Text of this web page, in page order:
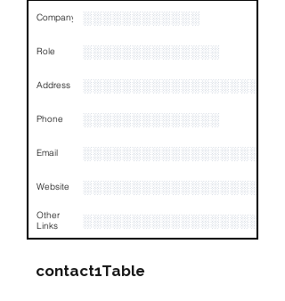
Links NA
Company ░░░░░░░░░░░░
Role ░░░░░░░░░░░░░░
Address
Phone ░░░░░░░░░░░░░░
Email
Website ░░░░░░░░░░░░░░░░░░░░
Other
Links
contact1Table